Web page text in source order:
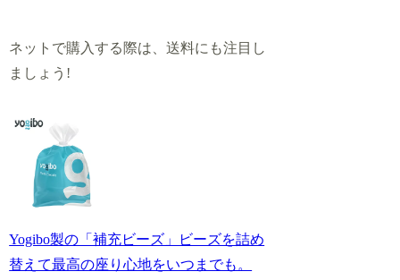
ネットで購入する際は、送料にも注目し
ましょう!
Yogibo製の「補充ビーズ」ビーズを詰め
替えて最高の座り心地をいつまでも。